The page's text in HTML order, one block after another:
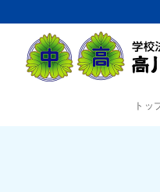
トッ